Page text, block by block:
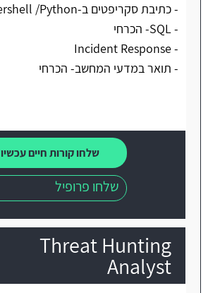
- כתיבת סקריפטים ב-Powershell /Python
- SQL- הכרחי
- Incident Response
- תואר במדעי המחשב- הכרחי
שלחו קורות חיים עכשיו
שלחו פרופיל
Threat Hunting
Analyst